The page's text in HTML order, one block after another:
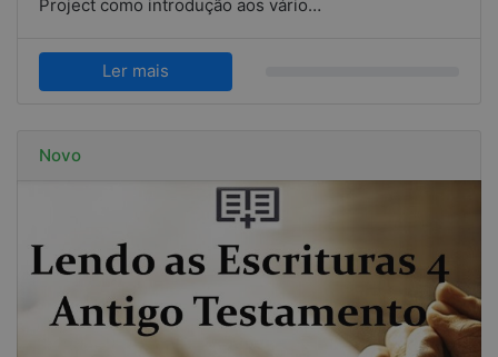
Project como introdução aos vário…
Ler mais
Novo